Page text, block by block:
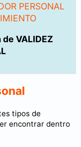
PERSONAL
VALIDEZ
tipos de
encontrar dentro